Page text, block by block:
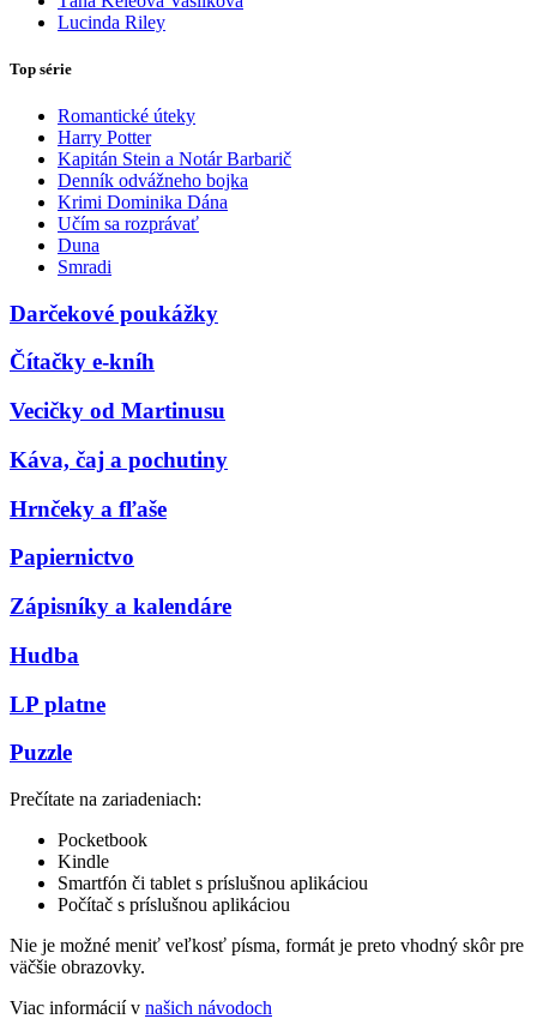
Lucinda Riley
Top série
Romantické úteky
Harry Potter
Kapitán Stein a Notár Barbarič
Denník odvážneho bojka
Krimi Dominika Dána
Učím sa rozprávať
Duna
Smradi
Darčekové poukážky
Čítačky e-kníh
Vecičky od Martinusu
Káva, čaj a pochutiny
Hrnčeky a fľaše
Papiernictvo
Zápisníky a kalendáre
Hudba
LP platne
Puzzle
Prečítate na zariadeniach:
Pocketbook
Kindle
Smartfón či tablet s príslušnou aplikáciou
Počítač s príslušnou aplikáciou
Nie je možné meniť veľkosť písma, formát je preto vhodný skôr pre
väčšie obrazovky.
Viac informácií v našich návodoch